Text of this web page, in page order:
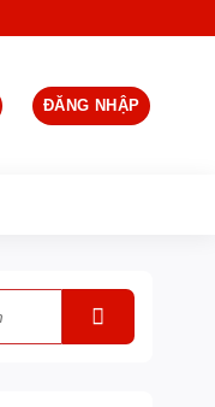
ĐĂNG NHẬP